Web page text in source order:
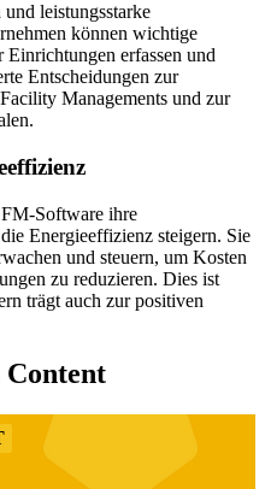
leistungsstarke
können wichtige
erfassen und
Entscheidungen zur
Managements und zur
Software ihre
Energieeffizienz steigern. Sie
und steuern, um Kosten
zu reduzieren. Dies ist
trägt auch zur positiven